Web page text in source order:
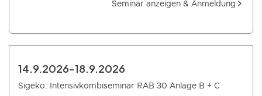
Seminar anzeigen & Anmeldung
14.9.2026-18.9.2026
Sigeko: Intensivkombiseminar RAB 30 Anlage B + C